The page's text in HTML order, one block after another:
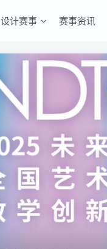
设计赛事 赛事资讯